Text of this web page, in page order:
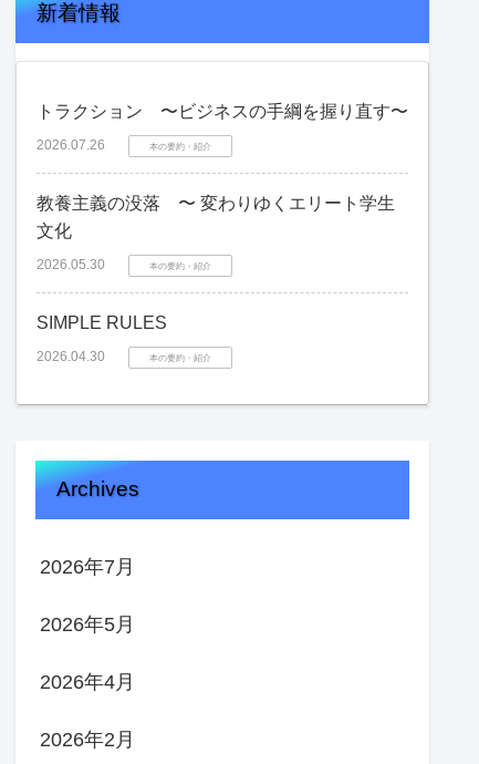
新着情報
トラクション 〜ビジネスの手綱を握り直す〜
2026.07.26 本の要約・紹介
教養主義の没落 〜 変わりゆくエリート学生
文化
2026.05.30 本の要約・紹介
SIMPLE RULES
2026.04.30 本の要約・紹介
Archives
2026年7月
2026年5月
2026年4月
2026年2月